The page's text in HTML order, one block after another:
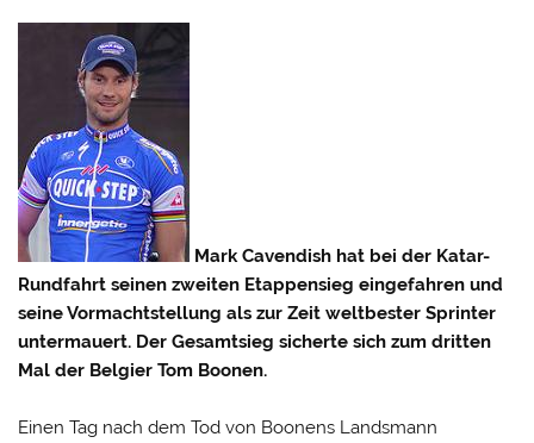
Mark Cavendish hat bei der Katar-
Rundfahrt seinen zweiten Etappensieg eingefahren und
seine Vormachtstellung als zur Zeit weltbester Sprinter
untermauert. Der Gesamtsieg sicherte sich zum dritten
Mal der Belgier Tom Boonen.
Einen Tag nach dem Tod von Boonens Landsmann